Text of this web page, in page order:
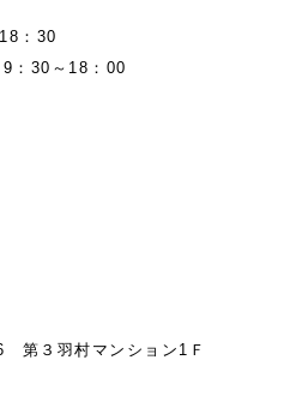
：30
9：30～18：00
第３羽村マンション1Ｆ